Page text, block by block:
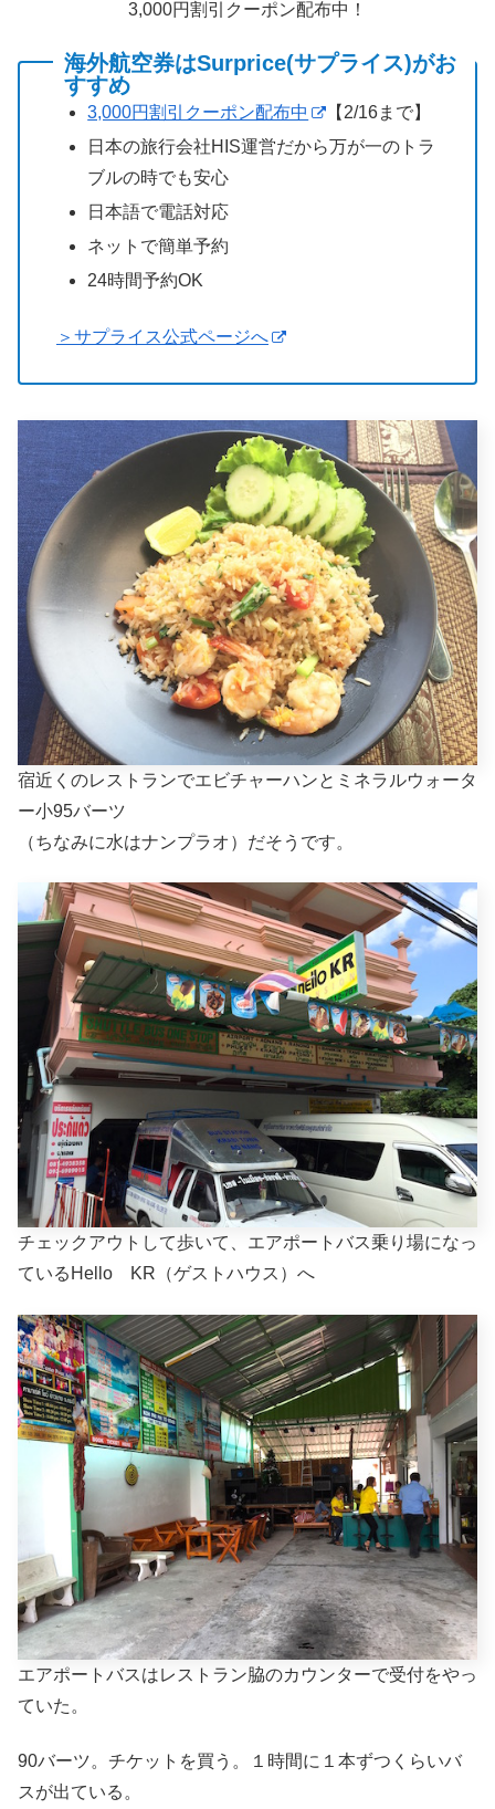
3,000円割引クーポン配布中！
海外航空券はSurprice(サプライス)がお
すすめ
3,000円割引クーポン配布中
【2/16まで】
日本の旅行会社HIS運営だから万が一のトラ
ブルの時でも安心
日本語で電話対応
ネットで簡単予約
24時間予約OK
＞サプライス公式ページへ
宿近くのレストランでエビチャーハンとミネラルウォータ
ー小95バーツ
（ちなみに水はナンプラオ）だそうです。
チェックアウトして歩いて、エアポートバス乗り場になっ
ているHello KR（ゲストハウス）へ
エアポートバスはレストラン脇のカウンターで受付をやっ
ていた。
90バーツ。チケットを買う。１時間に１本ずつくらいバ
スが出ている。